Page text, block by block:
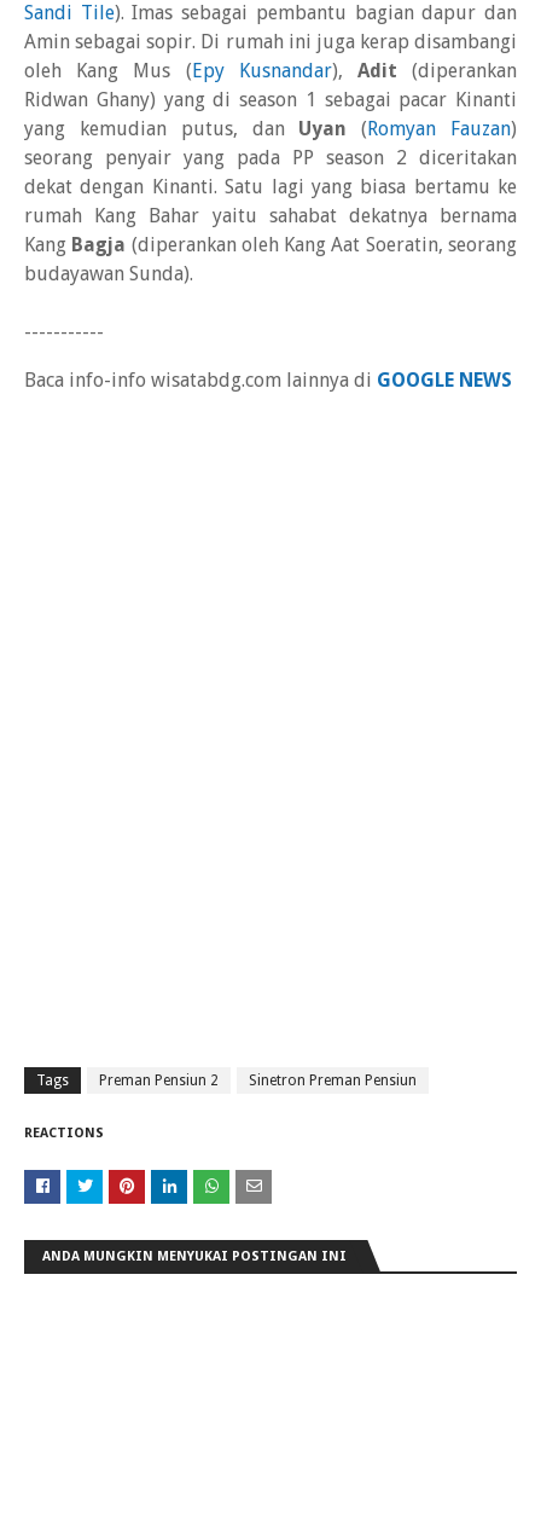
Sandi Tile). Imas sebagai pembantu bagian dapur dan
Amin sebagai sopir. Di rumah ini juga kerap disambangi
oleh Kang Mus (Epy Kusnandar), Adit (diperankan
Ridwan Ghany) yang di season 1 sebagai pacar Kinanti
yang kemudian putus, dan Uyan(Romyan Fauzan)
seorang penyair yang pada PP season 2 diceritakan
dekat dengan Kinanti. Satu lagi yang biasa bertamu ke
rumah Kang Bahar yaitu sahabat dekatnya bernama
Kang Bagja (diperankan oleh Kang Aat Soeratin, seorang
budayawan Sunda).
-----------
Baca info-info wisatabdg.com lainnya di GOOGLE NEWS
Tags Preman Pensiun 2 Sinetron Preman Pensiun
REACTIONS
ANDA MUNGKIN MENYUKAI POSTINGAN INI